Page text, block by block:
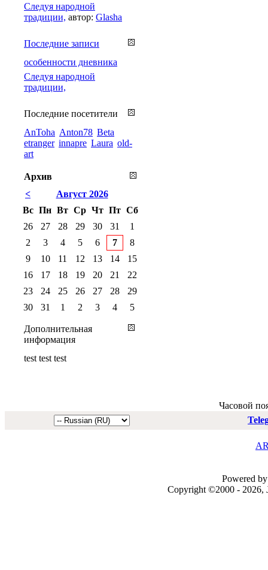
Cледуя народной
традиции, автор: Glasha
Последние записи
особенности дневника
Cледуя народной
традиции,
Последние посетители
AnToha Anton78 Beta
etranger innapre Laura old-
art
Архив
<
Август 2026
Вс Пн Вт Ср Чт Пт Сб
26
27 28 29 30 31
1
2
3 4 5 6 7
8
9
10 11 12 13 14
15
16
17 18 19 20 21
22
23
24 25 26 27 28
29
30
31 1 2 3 4 5
Дополнительная
информация
test test test
Часовой
Powered
Copyright ©2000 - 2026,